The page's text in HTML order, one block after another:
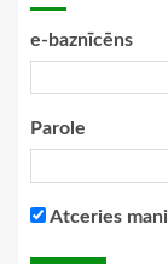
e-baznīcēns
Parole
Atceries mani